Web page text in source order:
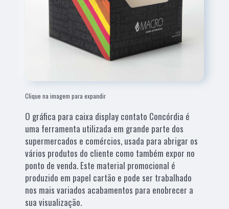
Clique na imagem para expandir
O gráfica para caixa display contato Concórdia é
uma ferramenta utilizada em grande parte dos
supermercados e comércios, usada para abrigar os
vários produtos do cliente como também expor no
ponto de venda. Este material promocional é
produzido em papel cartão e pode ser trabalhado
nos mais variados acabamentos para enobrecer a
sua visualização.